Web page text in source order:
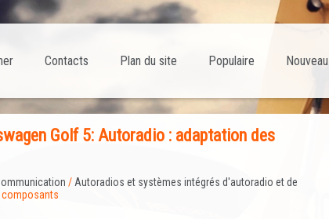
Nouveau
Populaire
Plan du site
Contacts
Golf 5: Autoradio : adaptation des
/Autoradios et systèmes intégrés d'autoradio et de